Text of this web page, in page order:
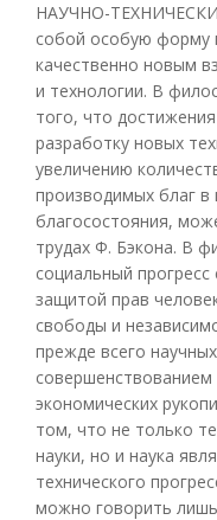
НАУЧНО-
собой особую форму
качественно новым
и технологии. В
того, что
разработку новых
увеличению
производимых благ
благосостояния,
трудах Ф. Бэкона. В
социальный
защитой прав
свободы и
прежде всего
экономических
том, что не только
науки, но и наука
технического
можно говорить